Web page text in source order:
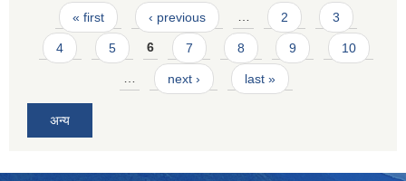
Pages
« first ‹ previous … 2 3
4 5 6 7 8 9 10
… next › last »
अन्य